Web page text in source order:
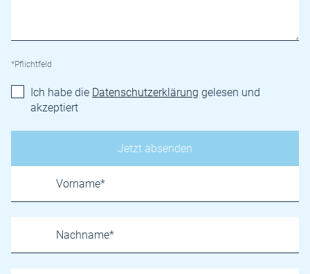
*Pflichtfeld
Ich habe die Datenschutzerklärung gelesen und
akzeptiert